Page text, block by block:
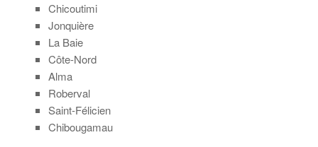
Chicoutimi
Jonquière
La Baie
Côte-Nord
Alma
Roberval
Saint-Félicien
Chibougamau